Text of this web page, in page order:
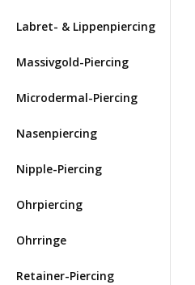
Labret- & Lippenpiercing
Massivgold-Piercing
Microdermal-Piercing
Nasenpiercing
Nipple-Piercing
Ohrpiercing
Ohrringe
Retainer-Piercing